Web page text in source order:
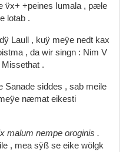
v̈x+ +peines Iumala , pæle
lotab .
Laull , kuÿ meÿe nedt kax
, da wir singn : Nim V
Missethat .
Sanade siddes , sab meile
næmat eikesti
malum nempe oroginis .
, mea sÿß se eike wölgk